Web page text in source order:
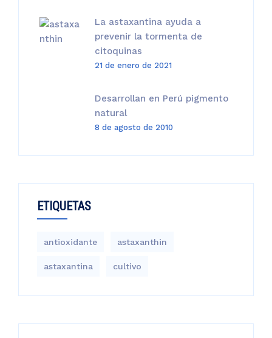
La astaxantina ayuda a
prevenir la tormenta de
citoquinas
21 de enero de 2021
Desarrollan en Perú pigmento
natural
8 de agosto de 2010
ETIQUETAS
antioxidante astaxanthin
astaxantina cultivo